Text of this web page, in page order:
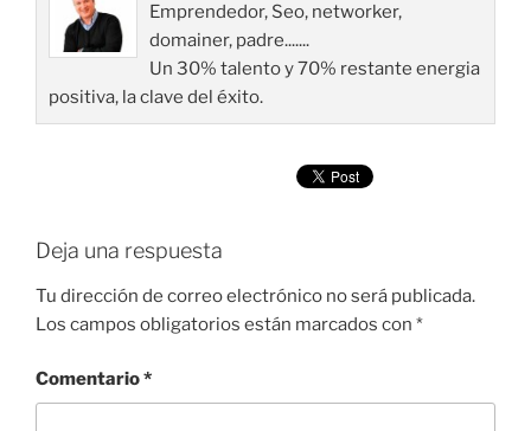
Emprendedor, Seo, networker,
domainer, padre.......
Un 30% talento y 70% restante energia
positiva, la clave del éxito.
Deja una respuesta
Tu dirección de correo electrónico no será publicada.
Los campos obligatorios están marcados con *
Comentario*